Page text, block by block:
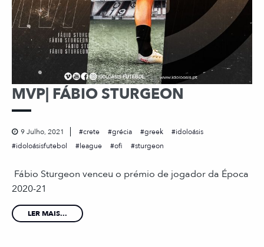
MVP| FÁBIO STURGEON
9 Julho, 2021 crete grécia greek
idoloásis
idoloásisfutebol
league ofi sturgeon
Fábio Sturgeon venceu o prémio de jogador da Época
2020-21
LER MAIS...